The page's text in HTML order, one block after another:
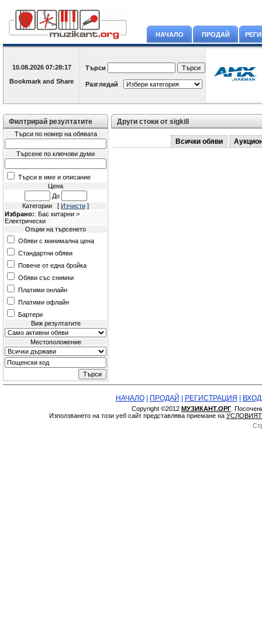
НАЧАЛО ПРОДАЙ
10.08.2026 07:28:17 Търси
Разгледай
Филтрирай резултатите
Търси по номер на обявата
Търсене по ключови думи
Търси в име и описание
Цена
До
Категории [ Изчисти ]
Избрано:: Бас китарни >
Електрически
Опции на търсенето
Обяви с минимална цена
Стандартни обяви
Повече от една бройка
Обяви със снимки
Платими онлайн
Платими офлайн
Бартери
Виж резултатите
Местоположение
Други стоки от sigkill
Всички обяви
НАЧАЛО| ПРОДАЙ РЕГИСТРАЦИЯ ВХОД
Copyright ©2012 МУЗИКАНТ.ОРГ.
Използването на този уеб сайт представлява приемане на